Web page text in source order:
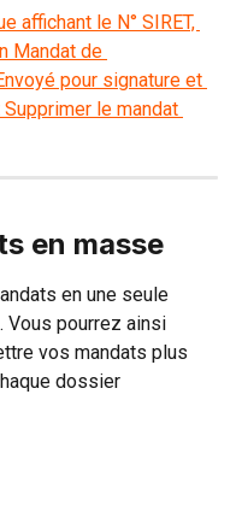
en masse
en une seule
pourrez ainsi
vos mandats plus
dossier